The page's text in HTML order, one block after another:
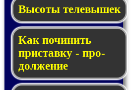
Высоты телевышек
Как починить
прис­тав­ку - про­
дол­же­ние